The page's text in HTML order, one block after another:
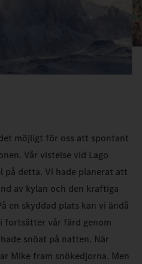
möjligt för oss att spontant
Vår vistelse vid Lago
på detta. Vi hade planerat att
av kylan och den kraftiga
en skyddad plats kan vi ändå
fortsätter vår färd genom
snöat på natten. När
Mike fram snökedjorna. Men